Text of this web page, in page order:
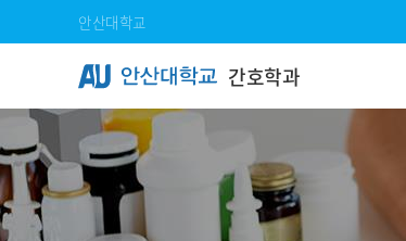
Skip Menu
안산대학교
간호학과